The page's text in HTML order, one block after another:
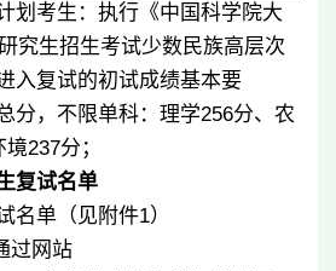
划考生：执行《中国科学院大
究生招生考试少数民族高层次
入复试的初试成绩基本要
分，不限单科：理学256分、农
境237分；
复试名单
名单（见附件1）
过网站